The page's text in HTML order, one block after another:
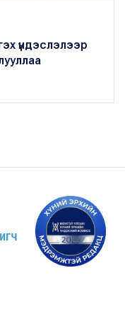
гэх үндэслэлээр